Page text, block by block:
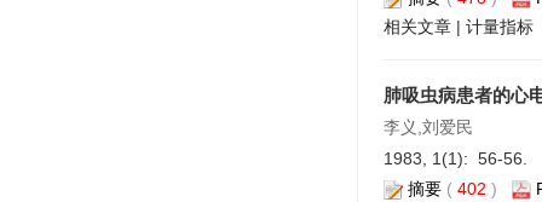
相关文章 | 计量指标
肺吸虫病患者的心
李义,刘爱民
1983, 1(1): 56-56.
摘要 ( 402 )